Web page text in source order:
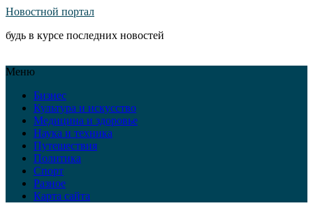
Новостной портал
будь в курсе последних новостей
Меню
Бизнес
Культура и искусство
Медицина и здоровье
Наука и техника
Путешествия
Политика
Спорт
Разное
Карта сайта